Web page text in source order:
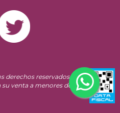
derechos reservados.
venta a menores de 18